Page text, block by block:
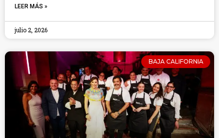
LEER MÁS »
julio 2, 2026
BAJA CALIFORNIA